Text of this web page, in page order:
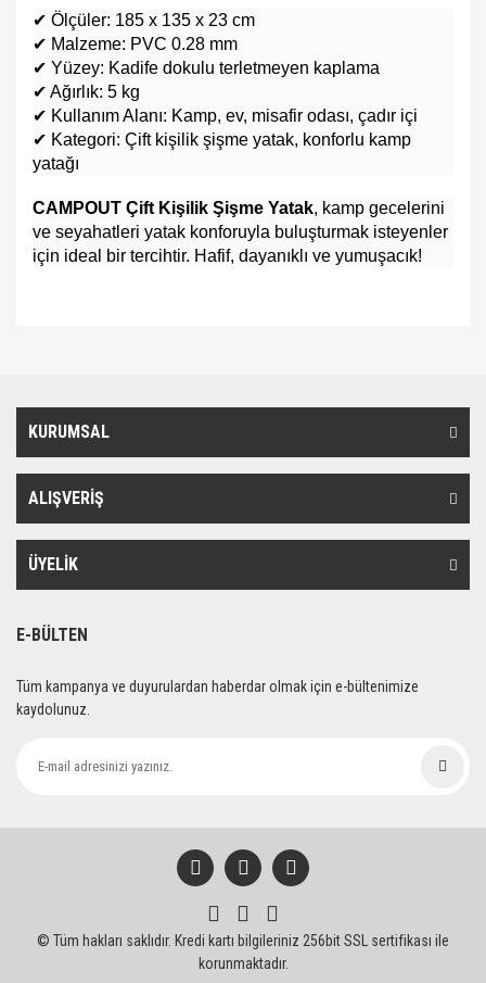
✔ Ölçüler: 185 x 135 x 23 cm
✔ Malzeme: PVC 0.28 mm
✔ Yüzey: Kadife dokulu terletmeyen kaplama
✔ Ağırlık: 5 kg
✔ Kullanım Alanı: Kamp, ev, misafir odası, çadır içi
✔ Kategori: Çift kişilik şişme yatak, konforlu kamp
yatağı
CAMPOUT Çift Kişilik Şişme Yatak, kamp gecelerini
ve seyahatleri yatak konforuyla buluşturmak isteyenler
için ideal bir tercihtir. Hafif, dayanıklı ve yumuşacık!
Ürün bilgilerinde hatalar bulunuyor.
Ürün fiyatı diğer sitelerden daha pahalı.
Bu ürüne benzer farklı alternatifler olmalı.
KURUMSAL
ALIŞVERİŞ
ÜYELİK
E-BÜLTEN
Tüm kampanya ve duyurulardan haberdar olmak için e-bültenimize
kaydolunuz.
© Tüm hakları saklıdır. Kredi kartı bilgileriniz 256bit SSL sertifikası ile
korunmaktadır.